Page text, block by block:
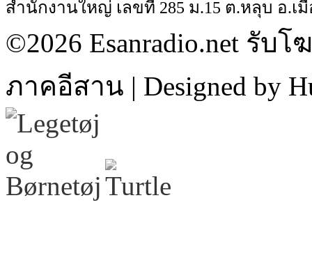
สำนักงานใหญ่ เลขที่ 285 ม.15 ต.หลุบ อ.เ
©2026 Esanradio.net รับ
ภาคอีสาน | Designed by